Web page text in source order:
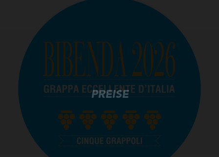
PREISE